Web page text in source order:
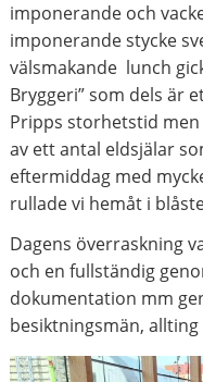
imponerande och
imponerande stycke
välsmakande lunch
Bryggeri” som dels är
Pripps storhetstid
av ett antal eldsjälar
eftermiddag med
rullade vi hemåt i
Dagens överraskning
och en fullständig
dokumentation mm
besiktningsmän,